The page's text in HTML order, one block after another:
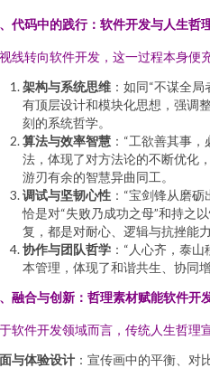
代码中的践行：软件开发与人生哲
线转向软件开发，这一过程本身便
架构与系统思维 ：如同“不谋全
有顶层设计和模块化思想，强调
刻的系统哲学。
算法与效率智慧 ：“工欲善其事
法，体现了对方法论的不断优化
游刃有余的智慧异曲同工。
调试与坚韧心性 ：“宝剑锋从磨
恰是对“失败乃成功之母”和持之
复，都是对耐心、逻辑与抗挫能力
协作与团队哲学 ：“人心齐，泰
本管理，体现了和谐共生、协同
融合与创新：哲理素材赋能软件开
软件开发领域而言，传统人生哲理
与体验设计 ：宣传画中的平衡、对